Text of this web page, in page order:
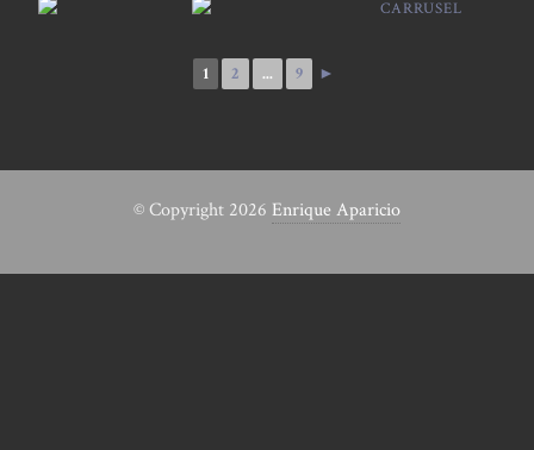
CARRUSEL
1 2 ... 9 ►
© Copyright 2026 Enrique Aparicio